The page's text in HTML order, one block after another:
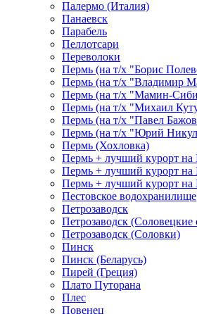
Палермо (Италия)
Панаевск
Парабель
Пеллотсари
Переволоки
Пермь (на т/х "Борис
Пермь (на т/х "Владимир
Пермь (на т/х "Мамин-
Пермь (на т/х "Михаил
Пермь (на т/х "Павел
Пермь (на т/х "Юрий
Пермь (Хохловка)
Пермь + лучший курорт на
Пермь + лучший курорт на
Пермь + лучший курорт на
Пестовское водохранилище
Петрозаводск
Петрозаводск (Соловецкие
Петрозаводск (Соловки)
Пинск
Пинск (Беларусь)
Пирей (Греция)
Плато Путорана
Плес
Повенец